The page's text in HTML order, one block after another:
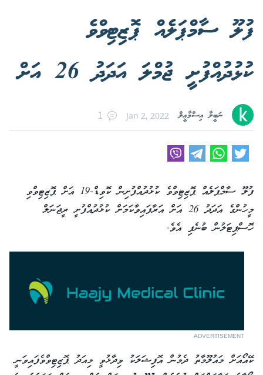
ފުލޫ ސާމްޕަލެއް ޕޮޒިޓިވްވެ
ކުޅުދުއްފުށީ ޖުމްލަ އަދަދު 26 އަށް
ނަބީލާ އިސްމާޢީލް Jan 2, 2022
1
ފުލޫ ސާމްޕަލެއް ޕޮޒިޓިވްވެ ކުޅުދުއްފުށިން ކޮވިޑް-19 އަށް ޕޮޒިޓިވްވި
މީހުންގެ އަދަދު 26 އަށް އަރާފައިވާކަމަށް ކުޅުދުއްފުށީ ރީޖަނަލް
ހޮސްޕިޓަލުން ބުނެފި އެވެ.
ADVERTISEMENT
ކޭއޯއަށް މައުލޫމާތު ދެމުން އޮފިޝަލަކު ވިދާޅުވީ މިއަދު ޕޮޒިޓިވްވެފައިވަނީ